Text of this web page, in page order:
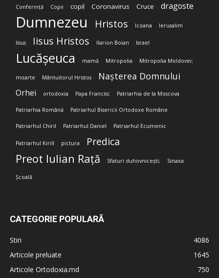
Conferință Copii copil Coronavirus Cruce dragoste
Dumnezeu Hristos Icoana Ierusalim
Iisus Iisus Hristos Ilarion Boian Israel
Lucășeuca mamă Mitropolia Mitropolia Moldovei;
moarte Mântuitorul Hristos Nașterea Domnului
Orhei ortodoxia Papa Francisc Patriarhia de la Moscova
Patriarhia Română Patriarhul Bisericii Ortodoxe Române
Patriarhul Chiril Patriarhul Daniel Patriarhul Ecumenic
Patriarhul Kirill pictura Predica
Preot Iulian Rață Sfaturi duhovnicești; Sinaxa
Școală
CATEGORIE POPULARĂ
Stiri
4086
Articole preluate
1645
Articole Ortodoxia.md
750